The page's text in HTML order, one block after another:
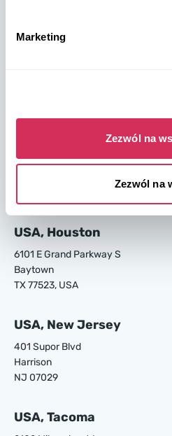
Marketing
Zezwól na
Zezwól na
USA, Savannah
USA, Los Angeles
24700 S Main St.
USA, Houston
6101 E Grand Parkway S
Baytown
TX 77523, USA
USA, New Jersey
401 Supor Blvd
Harrison
NJ 07029
USA, Tacoma